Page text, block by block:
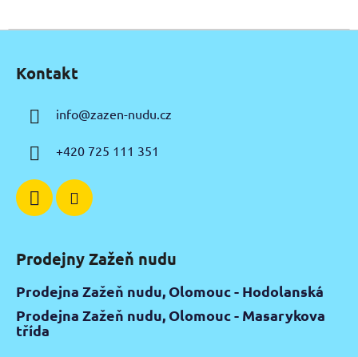
Kontakt
info@zazen-nudu.cz
+420 725 111 351
Prodejny Zažeň nudu
Prodejna Zažeň nudu, Olomouc - Hodolanská
Prodejna Zažeň nudu, Olomouc - Masarykova
třída